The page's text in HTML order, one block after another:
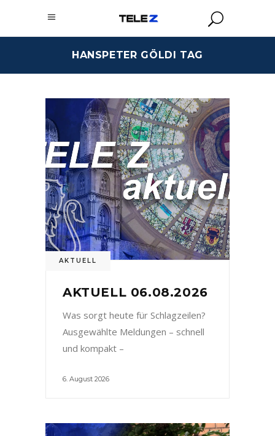
HANSPETER GÖLDI TAG
AKTUELL
AKTUELL 06.08.2026
Was sorgt heute für Schlagzeilen?
Ausgewählte Meldungen – schnell
und kompakt –
6. August 2026